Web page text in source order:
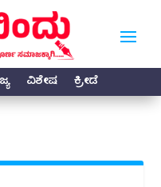
ವಿಶೇಷ ಕ್ರೀಡೆ